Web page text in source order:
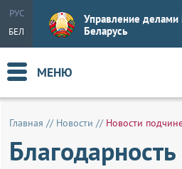
РУС
БЕЛ
Управление делами
Беларусь
МЕНЮ
Главная // Новости // Новости
Благодарность